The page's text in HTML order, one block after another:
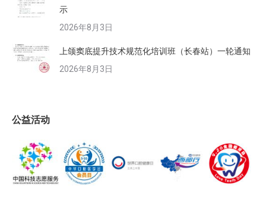
示
2026年8月3日
上颌窦底提升技术规范化培训班（长春站）一轮通知
2026年8月3日
公益活动